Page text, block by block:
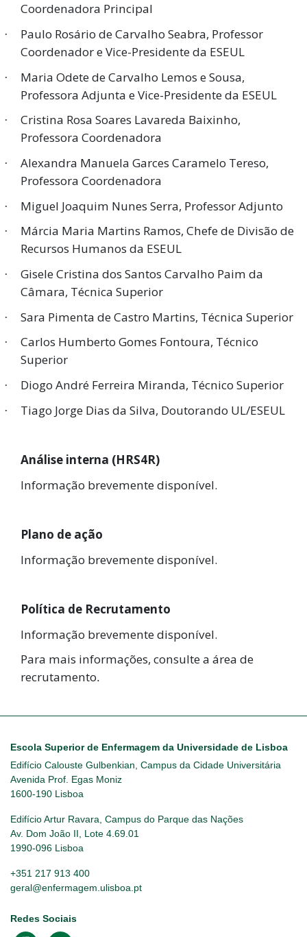
Coordenadora Principal
·
Paulo Rosário de Carvalho Seabra, Professor
Coordenador e Vice-Presidente da ESEUL
·
Maria Odete de Carvalho Lemos e Sousa,
Professora Adjunta e Vice-Presidente da ESEUL
·
Cristina Rosa Soares Lavareda Baixinho,
Professora Coordenadora
·
Alexandra Manuela Garces Caramelo Tereso,
Professora Coordenadora
· Miguel Joaquim Nunes Serra, Professor Adjunto
·
Márcia Maria Martins Ramos, Chefe de Divisão de
Recursos Humanos da ESEUL
·
Gisele Cristina dos Santos Carvalho Paim da
Câmara, Técnica Superior
· Sara Pimenta de Castro Martins, Técnica Superior
·
Carlos Humberto Gomes Fontoura, Técnico
Superior
· Diogo André Ferreira Miranda, Técnico Superior
· Tiago Jorge Dias da Silva, Doutorando UL/ESEUL
Análise interna (HRS4R)
Informação brevemente disponível.
Plano de ação
Informação brevemente disponível.
Política de Recrutamento
Informação brevemente disponível.
Para mais informações, consulte a área de
recrutamento.
Escola Superior de Enfermagem da Universidade de Lisboa
Edifício Calouste Gulbenkian, Campus da Cidade Universitária
Avenida Prof. Egas Moniz
1600-190 Lisboa
Edifício Artur Ravara, Campus do Parque das Nações
Av. Dom João II, Lote 4.69.01
1990-096 Lisboa
+351 217 913 400
geral@enfermagem.ulisboa.pt
Redes Sociais